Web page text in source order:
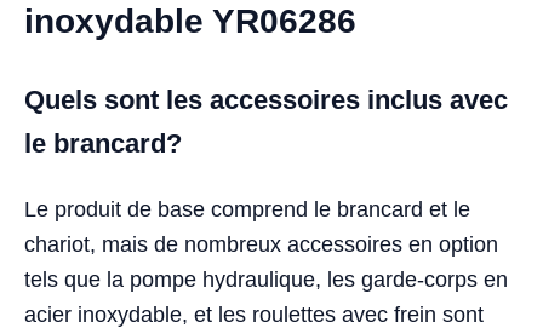
inoxydable YR06286
Quels sont les accessoires inclus avec
le brancard?
Le produit de base comprend le brancard et le
chariot, mais de nombreux accessoires en option
tels que la pompe hydraulique, les garde-corps en
acier inoxydable, et les roulettes avec frein sont